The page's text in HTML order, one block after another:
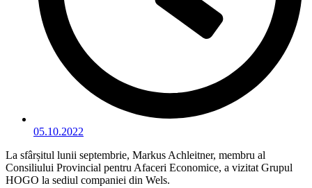
05.10.2022
La sfârșitul lunii septembrie, Markus Achleitner, membru al
Consiliului Provincial pentru Afaceri Economice, a vizitat Grupul
HOGO la sediul companiei din Wels.